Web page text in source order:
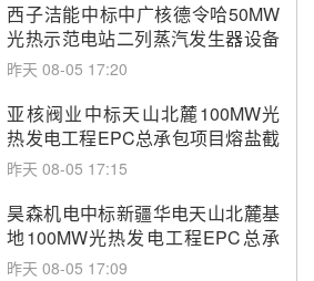
西子洁能中标中广核德令哈50MW
光热示范电站二列蒸汽发生器设备
采购
昨天 08-05 17:20
亚核阀业中标天山北麓100MW光
热发电工程EPC总承包项目熔盐截
止阀、熔盐三偏心蝶阀采购
昨天 08-05 17:15
昊森机电中标新疆华电天山北麓基
地100MW光热发电工程EPC总承
包项目熔盐介质超声波流量计采购
昨天 08-05 17:09